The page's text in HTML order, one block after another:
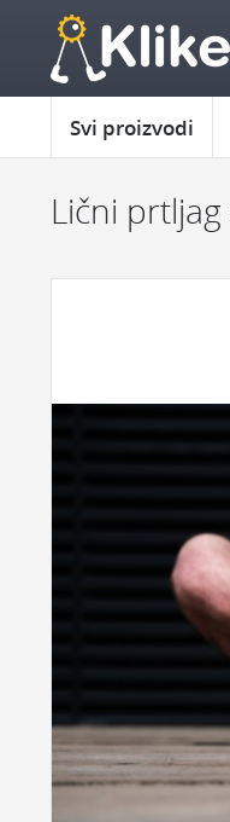
Svi proizvodi
Lični prtljag